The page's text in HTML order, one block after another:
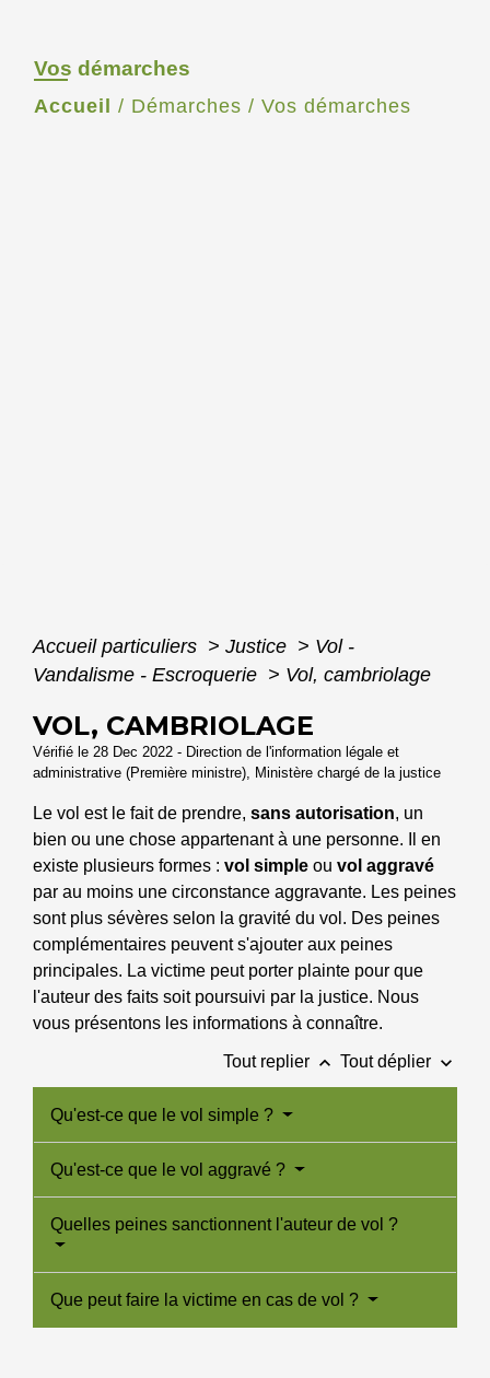
Vos démarches
Accueil / Démarches / Vos démarches
Accueil particuliers > Justice > Vol -
Vandalisme - Escroquerie > Vol, cambriolage
VOL, CAMBRIOLAGE
Vérifié le 28 Dec 2022 - Direction de l'information légale et
administrative (Première ministre), Ministère chargé de la justice
Le vol est le fait de prendre, sans autorisation, un
bien ou une chose appartenant à une personne. Il en
existe plusieurs formes : vol simple ou vol aggravé
par au moins une circonstance aggravante. Les peines
sont plus sévères selon la gravité du vol. Des peines
complémentaires peuvent s'ajouter aux peines
principales. La victime peut porter plainte pour que
l'auteur des faits soit poursuivi par la justice. Nous
vous présentons les informations à connaître.
Tout replier keyboard_arrow_up Tout déplier keyboard_arrow_down
Qu'est-ce que le vol simple ?
Qu'est-ce que le vol aggravé ?
Quelles peines sanctionnent l'auteur de vol ?
Que peut faire la victime en cas de vol ?